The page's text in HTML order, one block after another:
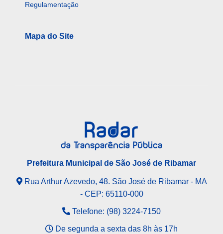
Regulamentação
Mapa do Site
Prefeitura Municipal de São José de Ribamar
Rua Arthur Azevedo, 48. São José de Ribamar - MA
- CEP: 65110-000
Telefone: (98) 3224-7150
De segunda a sexta das 8h às 17h